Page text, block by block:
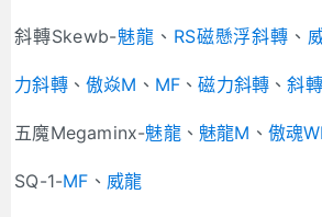
斜轉Skewb-魅龍 、 RS磁懸浮斜轉 、
力斜轉、 傲焱M 、 MF 、磁力斜轉 、斜轉
五魔Megaminx-魅龍、 魅龍M 、 傲魂
SQ-1-MF 、 威龍